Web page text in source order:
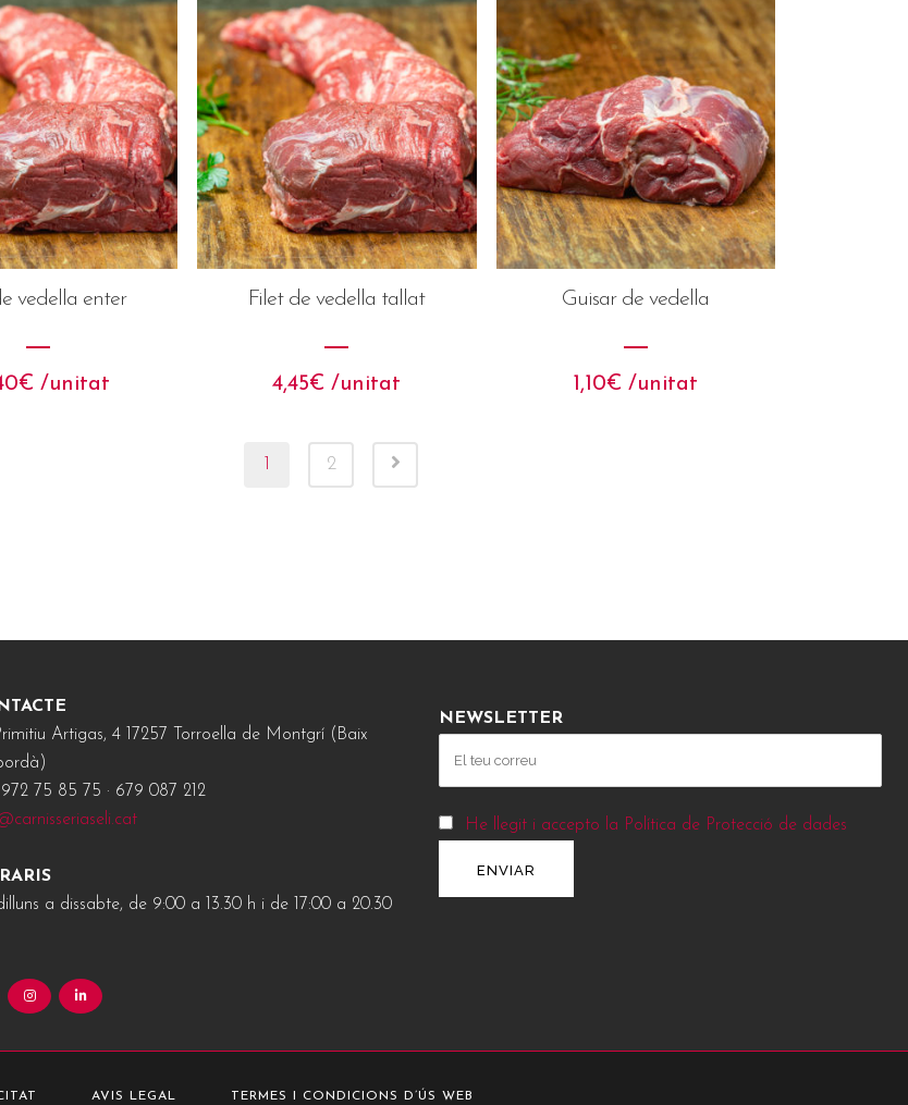
vedella enter
€ /unitat
Filet de vedella tallat
4,45€ /unitat
Guisar de vedella
1,10€ /unitat
1 2
Artigas, 4 17257 Torroella de Montgrí (Baix
75 85 75 · 679 087 212
a dissabte, de 9:00 a 13.30 h i de 17:00 a 20.30
NEWSLETTER
He llegit i accepto la Política de Protecció de dades
AVIS LEGAL TERMES I CONDICIONS D’ÚS WEB